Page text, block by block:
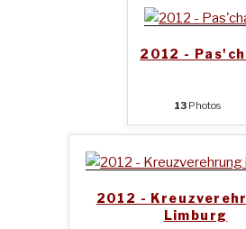
2012 -
13 Photos
2012 -
Limburg